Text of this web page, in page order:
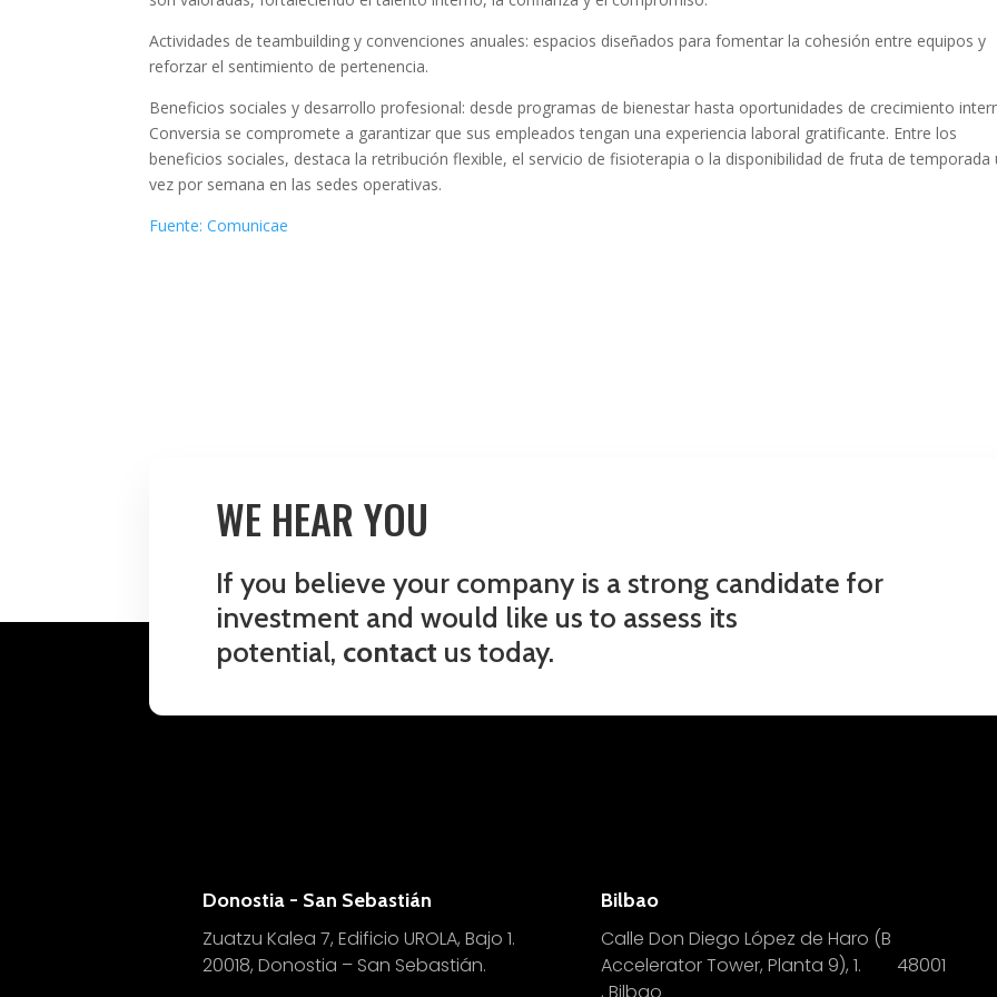
Actividades de teambuilding y convenciones anuales: espacios diseñados para fomentar la cohesión entre equipos y
reforzar el sentimiento de pertenencia.
Beneficios sociales y desarrollo profesional: desde programas de bienestar hasta oportunidades de crecimiento
Conversia se compromete a garantizar que sus empleados tengan una experiencia laboral gratificante. Entre los
beneficios sociales, destaca la retribución flexible, el servicio de fisioterapia o la disponibilidad de fruta de temporada
vez por semana en las sedes operativas.
Fuente: Comunicae
WE HEAR YOU
If you believe your company is a strong candidate for
investment and would like us to assess its
potential, contact us today.
Donostia - San Sebastián
Zuatzu Kalea 7, Edificio UROLA, Bajo 1.
20018, Donostia – San Sebastián.
Bilbao
Calle Don Diego López de Haro (B
Accelerator Tower, Planta 9), 1. 48001